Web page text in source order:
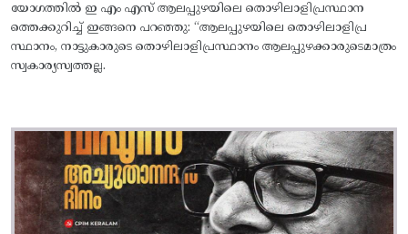
യോഗത്തിൽ ഇ എം എസ് ആലപ്പുഴയിലെ തൊഴിലാളിപ്രസ്ഥാന
ത്തെക്കുറിച്ച് ഇങ്ങനെ പറഞ്ഞു: “ആലപ്പുഴയിലെ തൊഴിലാളിപ്ര
സ്ഥാനം, നാട്ടുകാരുടെ തൊഴിലാളിപ്രസ്ഥാനം ആലപ്പുഴക്കാരുടെമാത്രം
സ്വകാര്യസ്വത്തല്ല.